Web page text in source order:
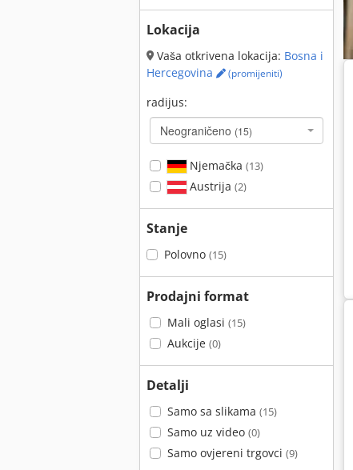
Lokacija
Vaša otkrivena lokacija: Bosna i
Hercegovina
(promijeniti)
radijus:
Neograničeno (15)
Njemačka (13)
Austrija (2)
Stanje
Polovno (15)
Prodajni format
Mali oglasi (15)
Aukcije (0)
Detalji
Samo sa slikama (15)
Samo uz video (0)
Samo ovjereni trgovci (9)